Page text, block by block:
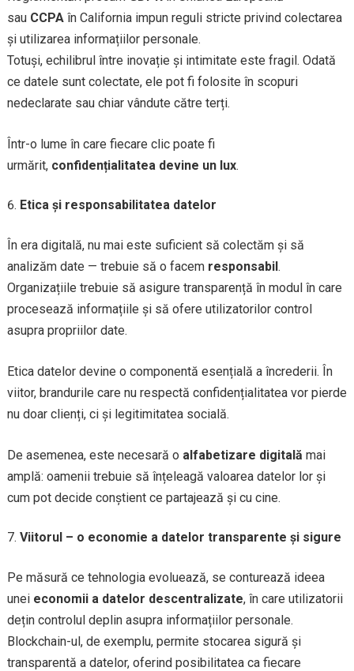
sau CCPAîn California impun reguli stricte privind colectarea
și utilizarea informațiilor personale.
Totuși, echilibrul între inovație și intimitate este fragil. Odată
ce datele sunt colectate, ele pot fi folosite în scopuri
nedeclarate sau chiar vândute către terți.
Într-o lume în care fiecare clic poate fi
urmărit, confidențialitatea devine un lux.
Etica și responsabilitatea datelor
În era digitală, nu mai este suficient să colectăm și să
analizăm date — trebuie să o facem responsabil.
Organizațiile trebuie să asigure transparență în modul în care
procesează informațiile și să ofere utilizatorilor control
asupra propriilor date.
Etica datelor devine o componentă esențială a încrederii. În
viitor, brandurile care nu respectă confidențialitatea vor pierde
nu doar clienți, ci și legitimitatea socială.
De asemenea, este necesară o alfabetizare digitală mai
amplă: oamenii trebuie să înțeleagă valoarea datelor lor și
cum pot decide conștient ce partajează și cu cine.
Viitorul – o economie a datelor transparente și sigure
Pe măsură ce tehnologia evoluează, se conturează ideea
unei economii a datelor descentralizate, în care utilizatorii
dețin controlul deplin asupra informațiilor personale.
Blockchain-ul, de exemplu, permite stocarea sigură și
transparentă a datelor, oferind posibilitatea ca fiecare